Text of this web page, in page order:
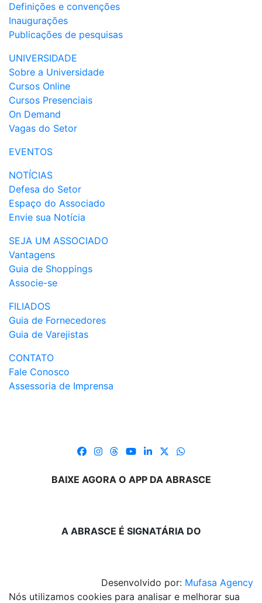
Definições e convenções
Inaugurações
Publicações de pesquisas
UNIVERSIDADE
Sobre a Universidade
Cursos Online
Cursos Presenciais
On Demand
Vagas do Setor
EVENTOS
NOTÍCIAS
Defesa do Setor
Espaço do Associado
Envie sua Notícia
SEJA UM ASSOCIADO
Vantagens
Guia de Shoppings
Associe-se
FILIADOS
Guia de Fornecedores
Guia de Varejistas
CONTATO
Fale Conosco
Assessoria de Imprensa
BAIXE AGORA O APP DA ABRASCE
A ABRASCE É SIGNATÁRIA DO
Desenvolvido por: Mufasa Agency
Nós utilizamos cookies para analisar e melhorar sua